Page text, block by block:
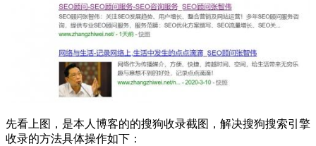
先看上图，是本人博客的的搜狗收录截图，解决搜狗搜索引擎
收录的方法具体操作如下：